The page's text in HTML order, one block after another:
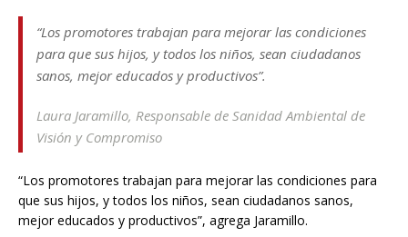
“Los promotores trabajan para mejorar las condiciones
para que sus hijos, y todos los niños, sean ciudadanos
sanos, mejor educados y productivos”.
Laura Jaramillo, Responsable de Sanidad Ambiental de
Visión y Compromiso
“Los promotores trabajan para mejorar las condiciones para
que sus hijos, y todos los niños, sean ciudadanos sanos,
mejor educados y productivos”, agrega Jaramillo.